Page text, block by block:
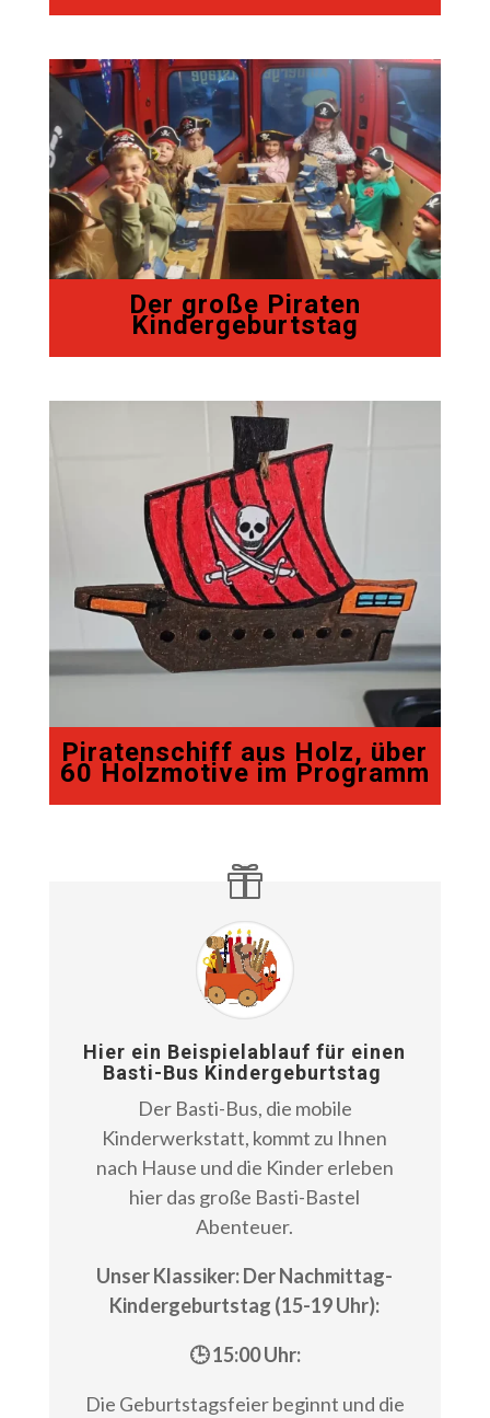
Der große Piraten
Kindergeburtstag
Piratenschiff aus Holz, über
60 Holzmotive im Programm
Hier ein Beispielablauf für einen
Basti-Bus Kindergeburtstag
Der Basti-Bus, die mobile
Kinderwerkstatt, kommt zu Ihnen
nach Hause und die Kinder erleben
hier das große Basti-Bastel
Abenteuer.
Unser Klassiker: Der Nachmittag-
Kindergeburtstag (15-19 Uhr):
🕒 15:00 Uhr:
Die Geburtstagsfeier beginnt und die